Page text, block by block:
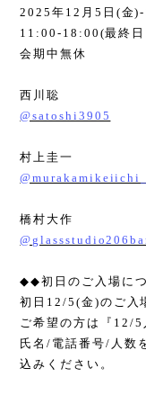
2025年 12 月 5 日 (金)-
11:00-18:00(最終日
会期中無休
西川聡
@satoshi3905
村上圭一
橋村大作
◆◆初日のご入場に
初日 12/5(金)のご入
ご希望の方は『 12/5
氏名/ 電話番号/ 人数
込みください。